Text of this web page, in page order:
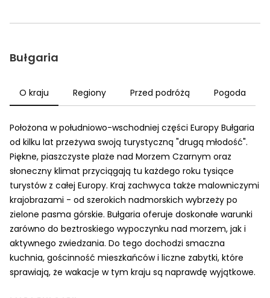
Bułgaria
O kraju Regiony Przed podróżą Pogoda
Położona w południowo-wschodniej części Europy Bułgaria
od kilku lat przeżywa swoją turystyczną "drugą młodość".
Piękne, piaszczyste plaże nad Morzem Czarnym oraz
słoneczny klimat przyciągają tu każdego roku tysiące
turystów z całej Europy. Kraj zachwyca także malowniczymi
krajobrazami - od szerokich nadmorskich wybrzeży po
zielone pasma górskie. Bułgaria oferuje doskonałe warunki
zarówno do beztroskiego wypoczynku nad morzem, jak i
aktywnego zwiedzania. Do tego dochodzi smaczna
kuchnia, gościnność mieszkańców i liczne zabytki, które
sprawiają, że wakacje w tym kraju są naprawdę wyjątkowe.